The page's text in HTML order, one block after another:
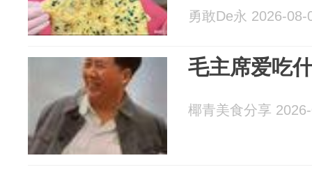
勇敢De永 2026-08-
毛主席爱吃
椰青美食分享